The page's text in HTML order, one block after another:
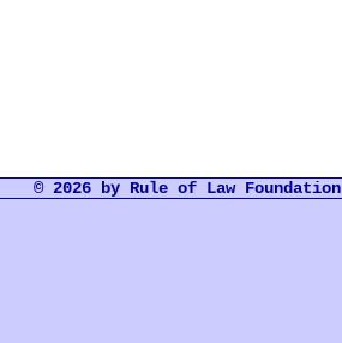
© 2026 by Rule of Law Foundation